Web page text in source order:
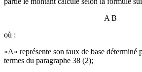
A B
où :
«A» représente son taux de base déterminé
termes du paragraphe 38 (2);